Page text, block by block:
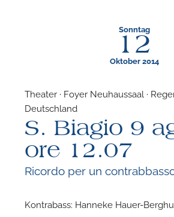
Sonntag
12
Oktober 2014
Theater · Foyer Neuhaussaal ·
Deutschland
S. Biagio 9
ore 12.07
Ricordo per un
Kontrabass: Hanneke Hauer-